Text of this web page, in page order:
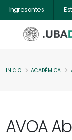
Ingresantes
INICIO ACADÉMICA
AVOA